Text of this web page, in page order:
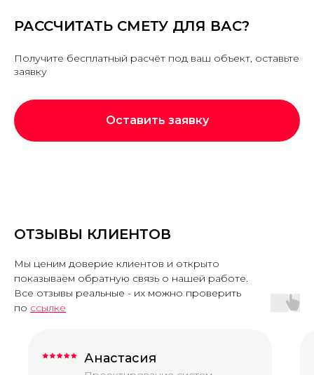
РАССЧИТАТЬ СМЕТУ ДЛЯ ВАС?
Получите бесплатный расчёт под ваш объект, оставьте
заявку
Оставить заявку
ОТЗЫВЫ КЛИЕНТОВ
Мы ценим доверие клиентов и открыто
показываем обратную связь о нашей работе.
Все отзывы реальные - их можно проверить
по ссылке
Анастасия